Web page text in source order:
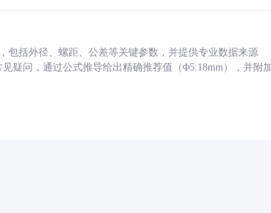
包括外径、螺距、公差等关键参数，并提供专业数据来源
见疑问，通过公式推导给出精确推荐值（Φ5.18mm），并附